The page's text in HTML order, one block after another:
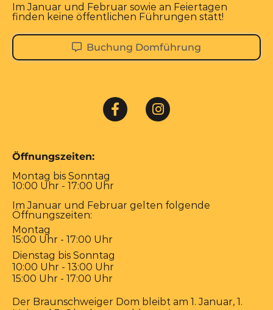
Im Januar und Februar sowie an Feiertagen
finden keine öffentlichen Führungen statt!
Buchung Domführung
Öffnungszeiten:
Montag bis Sonntag
10:00 Uhr - 17:00 Uhr
Im Januar und Februar gelten folgende
Öffnungszeiten:
Montag
15:00 Uhr - 17:00 Uhr
Dienstag bis Sonntag
10:00 Uhr - 13:00 Uhr
15:00 Uhr - 17:00 Uhr
Der Braunschweiger Dom bleibt am 1. Januar, 1.